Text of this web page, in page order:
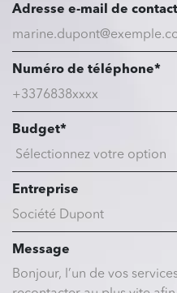
Adresse e-mail de
Numéro de téléphone*
Budget*
Entreprise
Message